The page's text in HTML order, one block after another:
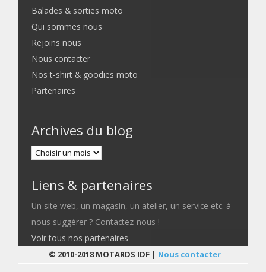
Balades & sorties moto
Qui sommes nous
Rejoins nous
Nous contacter
Nos t-shirt & goodies moto
Partenaires
Archives du blog
Liens & partenaires
Un site web, un magasin, un atelier, un service etc. à
nous suggérer ? Contactez-nous !
Voir tous nos partenaires
© 2010-2018 MOTARDS IDF | Nous contacter